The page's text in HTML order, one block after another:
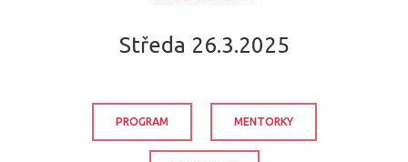
Středa 26.3.2025
PROGRAM MENTORKY